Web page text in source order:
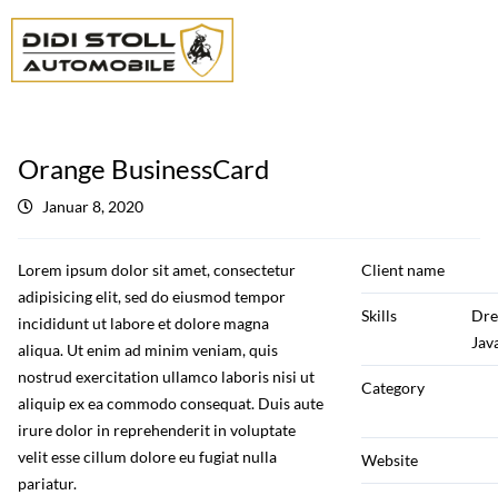
Orange BusinessCard
Januar 8, 2020
Lorem ipsum dolor sit amet, consectetur
adipisicing elit, sed do eiusmod tempor
incididunt ut labore et dolore magna
aliqua. Ut enim ad minim veniam, quis
nostrud exercitation ullamco laboris nisi ut
aliquip ex ea commodo consequat. Duis aute
irure dolor in reprehenderit in voluptate
velit esse cillum dolore eu fugiat nulla
pariatur.
Client name
Skills
Category
Website